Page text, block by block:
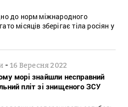
до норм міжнародного
місяців зберігає тіла росіян у
-16 Вересня 2022
морі знайшли несправний
пліт зі знищеного ЗСУ